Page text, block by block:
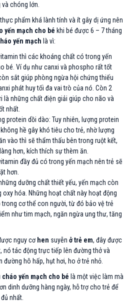
chóng lớn.
phẩm khá lành tính và ít gây dị ứng nên
yến mạch cho bé khi bé được 6 – 7 tháng
yến mạch là vì:
thì các khoáng chất có trong yến
bé. Ví dụ như canxi và phospho rất tốt
sắt giúp phòng ngừa hội chứng thiếu
phát huy tối đa vai trò của nó. Còn 2
là những chất điện giải giúp cho não và
nhất.
protein dồi dào: Tuy nhiên, lượng protein
hề gây khó tiêu cho trẻ, nhờ lượng
vào thì sẽ thẩm thấu bên trong ruột kết,
hơn, kích thích sự thèm ăn.
đầy đủ có trong yến mạch nên trẻ sẽ
hơn.
dưỡng chất thiết yếu, yến mạch còn
hóa. Những hoạt chất này hoạt động
cơ thể con người, từ đó bảo vệ trẻ
như tim mạch, ngăn ngừa ung thư, tăng
nguy cơ hen suyễn ở trẻ em, đây được
nó tác động trực tiếp lên đường thở và
đường hô hấp, hụt hơi, ho ở trẻ nhỏ.
cháo yến mạch cho bé là một việc làm mà
dinh dưỡng hàng ngày, hỗ trợ cho trẻ để
nhất.